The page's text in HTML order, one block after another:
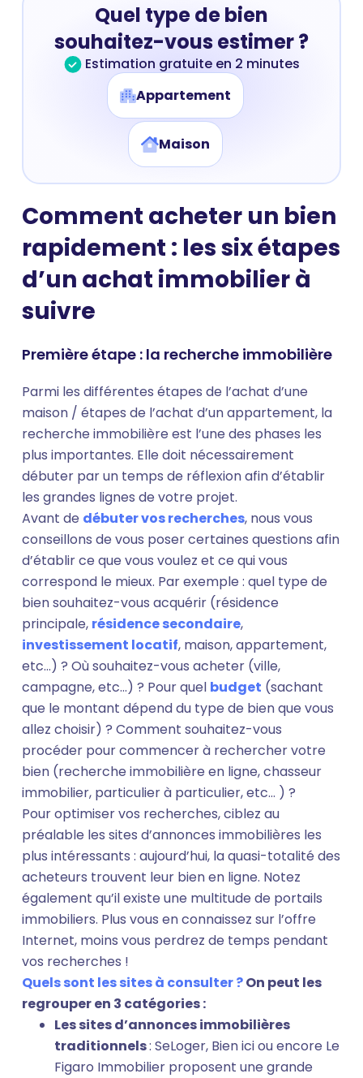
Quel type de bien
souhaitez-vous estimer ?
Estimation gratuite en 2 minutes
Appartement
Maison
Comment acheter un bien
rapidement : les six étapes
d’un achat immobilier à
suivre
Première étape : la recherche immobilière
Parmi les différentes étapes de l’achat d’une
maison / étapes de l’achat d’un appartement, la
recherche immobilière est l’une des phases les
plus importantes. Elle doit nécessairement
débuter par un temps de réflexion afin d’établir
les grandes lignes de votre projet.
Avant de débuter vos recherches, nous vous
conseillons de vous poser certaines questions afin
d’établir ce que vous voulez et ce qui vous
correspond le mieux. Par exemple : quel type de
bien souhaitez-vous acquérir (résidence
principale, résidence secondaire,
investissement locatif, maison, appartement,
etc…) ? Où souhaitez-vous acheter (ville,
campagne, etc…) ? Pour quel budget (sachant
que le montant dépend du type de bien que vous
allez choisir) ? Comment souhaitez-vous
procéder pour commencer à rechercher votre
bien (recherche immobilière en ligne, chasseur
immobilier, particulier à particulier, etc… ) ?
Pour optimiser vos recherches, ciblez au
préalable les sites d’annonces immobilières les
plus intéressants : aujourd’hui, la quasi-totalité des
acheteurs trouvent leur bien en ligne. Notez
également qu’il existe une multitude de portails
immobiliers. Plus vous en connaissez sur l’offre
Internet, moins vous perdrez de temps pendant
vos recherches !
Quels sont les sites à consulter ?On peut les
regrouper en 3 catégories :
Les sites d’annonces immobilières
traditionnels: SeLoger, Bien ici ou encore Le
Figaro Immobilier proposent une grande